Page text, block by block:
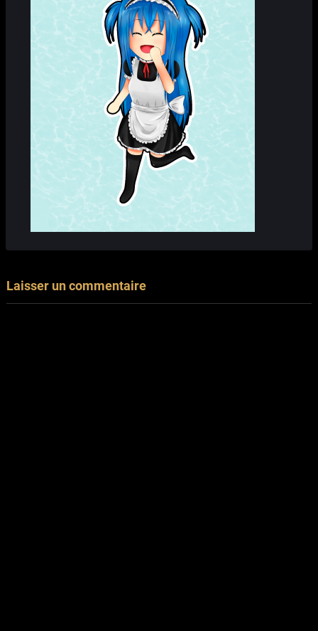
Laisser un commentaire